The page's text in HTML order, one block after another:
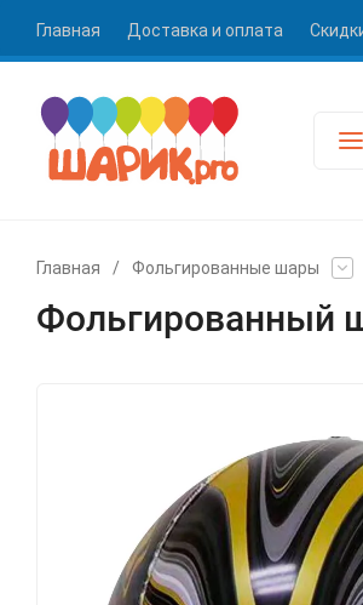
Главная Доставка и оплата
Главная / Фольгированные шары
Фольгированный